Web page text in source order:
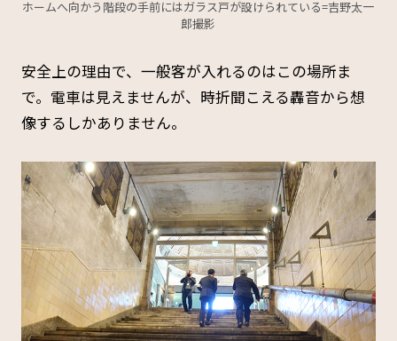
ホームへ向かう階段の手前にはガラス戸が設けられている=吉野太一
郎撮影
安全上の理由で、一般客が入れるのはこの場所ま
で。電車は見えませんが、時折聞こえる轟音から想
像するしかありません。